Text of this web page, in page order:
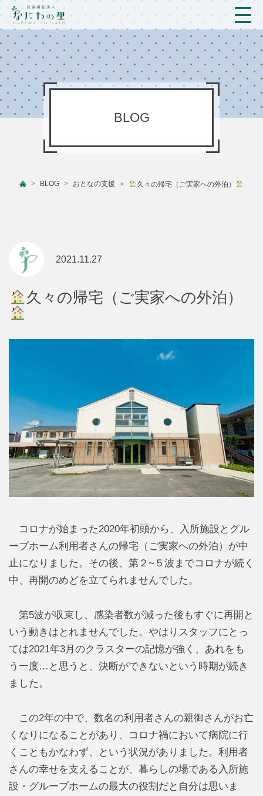
トップ
法人概要/アクセス
こども/相談支援
新着情報
BLOG
BLOG おとなの支援 久々の帰宅（ご実家への外泊）
2021.11.27
久々の帰宅（ご実家への外泊）
コロナが始まった2020年初頭から、入所施設とグル
ープホーム利用者さんの帰宅（ご実家への外泊）が中
止になりました。その後、第２~５波までコロナが続く
中、再開のめどを立てられませんでした。
第5波が収束し、感染者数が減った後もすぐに再開と
いう動きはとれませんでした。やはりスタッフにとっ
ては2021年3月のクラスターの記憶が強く、あれをも
う一度…と思うと、決断ができないという時期が続き
ました。
この2年の中で、数名の利用者さんの親御さんがお亡
くなりになることがあり、コロナ禍において病院に行
くこともかなわず、という状況がありました。利用者
さんの幸せを支えることが、暮らしの場である入所施
設・グループホームの最大の役割だと自分は思いま